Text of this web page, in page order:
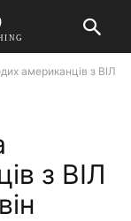
американців з ВІЛ
з ВІЛ